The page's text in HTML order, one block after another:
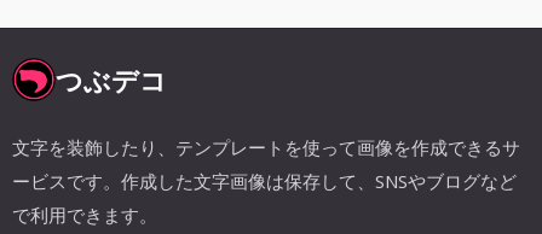
つぶデコ
文字を装飾したり、テンプレートを使って画像を作成できるサ
ービスです。作成した文字画像は保存して、SNSやブログなど
で利用できます。